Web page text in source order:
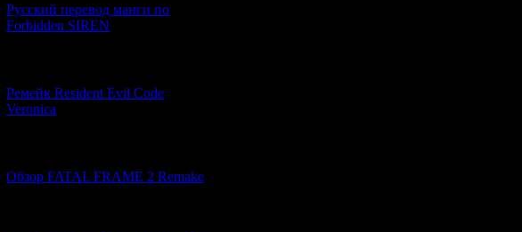
Русский перевод манги по
Forbidden SIREN
Ремейк Resident Evil Code
Veronica
Обзор FATAL FRAME 2 Remake